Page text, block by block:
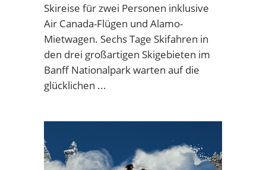
Skireise für zwei Personen inklusive
Air Canada-Flügen und Alamo-
Mietwagen. Sechs Tage Skifahren in
den drei großartigen Skigebieten im
Banff Nationalpark warten auf die
glücklichen